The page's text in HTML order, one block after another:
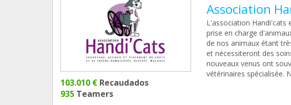
103.010 € Recaudados
935 Teamers
Association
L'association Handi'cats
prise en charge
de nos animaux étant
et nécessiteront des
nouveaux venus ont
vétérinaires spécialisée.